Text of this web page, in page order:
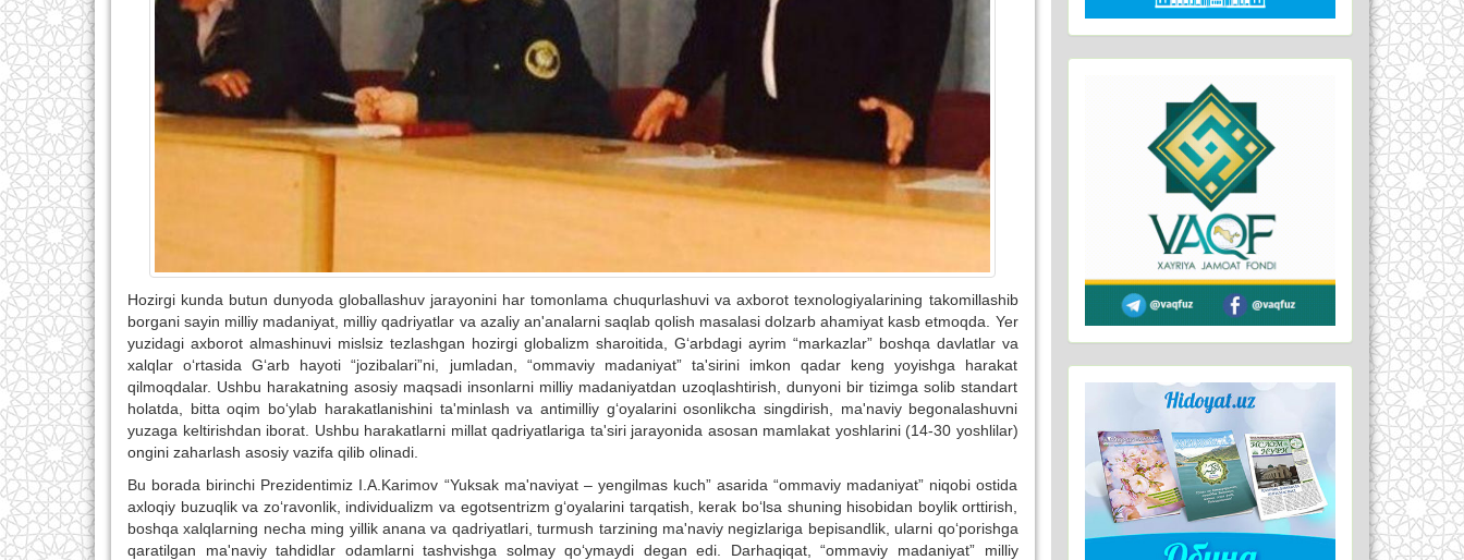
Hozirgi kunda butun dunyoda globallashuv jarayonini har tomonlama chuqurlashuvi va axborot texnologiyalarining takomillashib
borgani sayin milliy madaniyat, milliy qadriyatlar va azaliy an'analarni saqlab qolish masalasi dolzarb ahamiyat kasb etmoqda. Yer
yuzidagi axborot almashinuvi mislsiz tezlashgan hozirgi globalizm sharoitida, G‘arbdagi ayrim “markazlar” boshqa davlatlar va
xalqlar o‘rtasida G‘arb hayoti “jozibalari”ni, jumladan, “ommaviy madaniyat” ta'sirini imkon qadar keng yoyishga harakat
qilmoqdalar. Ushbu harakatning asosiy maqsadi insonlarni milliy madaniyatdan uzoqlashtirish, dunyoni bir tizimga solib standart
holatda, bitta oqim bo‘ylab harakatlanishini ta'minlash va antimilliy g‘oyalarini osonlikcha singdirish, ma'naviy begonalashuvni
yuzaga keltirishdan iborat. Ushbu harakatlarni millat qadriyatlariga ta'siri jarayonida asosan mamlakat yoshlarini (14-30 yoshlilar)
ongini zaharlash asosiy vazifa qilib olinadi.
Bu borada birinchi Prezidentimiz I.A.Karimov “Yuksak ma'naviyat – yengilmas kuch” asarida “ommaviy madaniyat” niqobi ostida
axloqiy buzuqlik va zo‘ravonlik, individualizm va egotsentrizm g‘oyalarini tarqatish, kerak bo‘lsa shuning hisobidan boylik orttirish,
boshqa xalqlarning necha ming yillik anana va qadriyatlari, turmush tarzining ma'naviy negizlariga bepisandlik, ularni qo‘porishga
qaratilgan ma'naviy tahdidlar odamlarni tashvishga solmay qo‘ymaydi degan edi. Darhaqiqat, “ommaviy madaniyat” milliy